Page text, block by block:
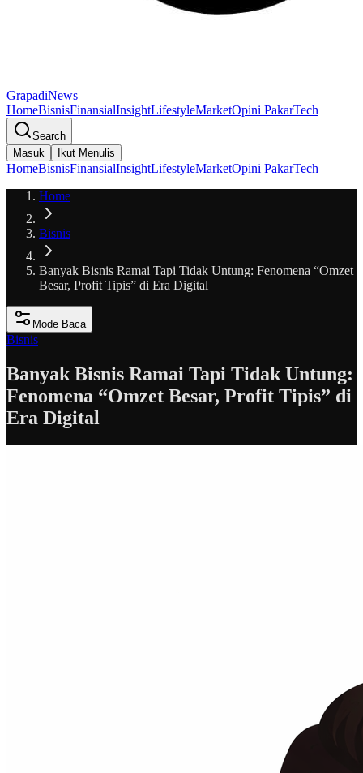
GrapadiNews
HomeBisnisFinansialInsightLifestyleMarketOpini PakarTech
Search
Masuk
Ikut Menulis
HomeBisnisFinansialInsightLifestyleMarketOpini PakarTech
Home
Bisnis
Banyak Bisnis Ramai Tapi Tidak Untung: Fenomena “Omzet
Besar, Profit Tipis” di Era Digital
Mode Baca
Bisnis
Banyak Bisnis Ramai Tapi Tidak Untung:
Fenomena “Omzet Besar, Profit Tipis” di
Era Digital